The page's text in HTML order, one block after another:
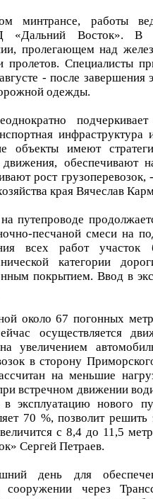
минтрансе, работы
«Дальний Восток». В
пролегающем над
Специалисты
- после завершения
одежды.
подчеркивает
инфраструктура
объекты имеют
обеспечивают
рост грузоперевозок,
края Вячеслав
путепроводе
песчаной смеси на
всех работ участок
категории
покрытием. Ввод в
около 67 погонных
осуществляется
увеличением
в сторону
на меньшие
встречном движении
эксплуатацию нового
70 %, позволит
с 8,4 до 11,5
Сергей Петраев.
день для
через